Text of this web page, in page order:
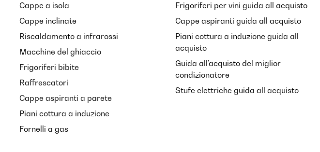
Cappe a isola
Cappe inclinate
Riscaldamento a infrarossi
Macchine del ghiaccio
Frigoriferi bibite
Raffrescatori
Cappe aspiranti a parete
Piani cottura a induzione
Fornelli a gas
Frigoriferi per vini guida all acquisto
Cappe aspiranti guida all acquisto
Piani cottura a induzione guida all
acquisto
Guida all’acquisto del miglior
condizionatore
Stufe elettriche guida all acquisto